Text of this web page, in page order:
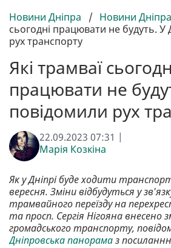
Новини Дніпра / Новини Дніпра
сьогодні працювати не будуть. У
рух транспорту
Які трамваї
працювати не
повідомили рух
22.09.2023 07:31 |
Марія Козкіна
Як у Дніпрі буде ходити
вересня. Зміни відбудуться у
трамвайного переїзду на
та просп. Сергія Нігояна внесено
громадського транспорту,
Дніпровська панорамаз